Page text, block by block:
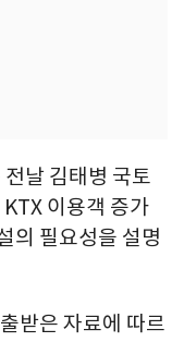
날 김태병 국토
이용객 증가
의 필요성을 설명
받은 자료에 따르